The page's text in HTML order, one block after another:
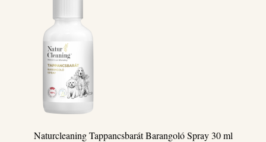
Naturcleaning Tappancsbarát Barangoló Spray 30 ml